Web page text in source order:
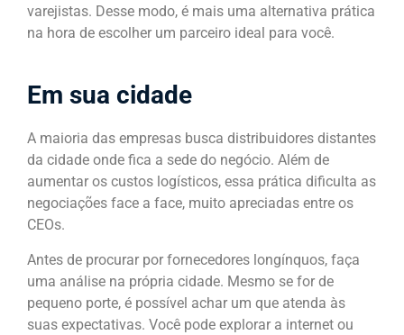
varejistas. Desse modo, é mais uma alternativa prática
na hora de escolher um parceiro ideal para você.
Em sua cidade
A maioria das empresas busca distribuidores distantes
da cidade onde fica a sede do negócio. Além de
aumentar os custos logísticos, essa prática dificulta as
negociações face a face, muito apreciadas entre os
CEOs.
Antes de procurar por fornecedores longínquos, faça
uma análise na própria cidade. Mesmo se for de
pequeno porte, é possível achar um que atenda às
suas expectativas. Você pode explorar a internet ou